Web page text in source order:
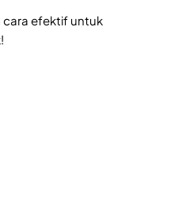
efektif untuk